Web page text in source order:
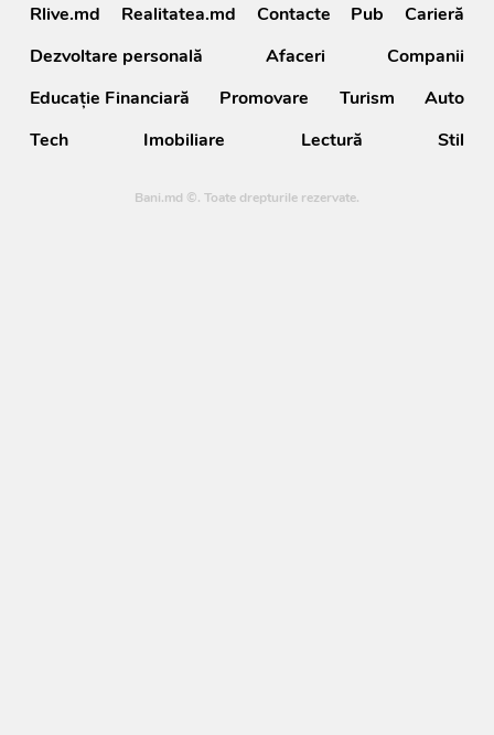
Rlive.md
Realitatea.md Contacte Pub
Carieră
Dezvoltare personală
Afaceri
Companii
Educație Financiară
Promovare Turism
Auto
Tech
Imobiliare Lectură Stil
Bani.md ©. Toate drepturile rezervate.